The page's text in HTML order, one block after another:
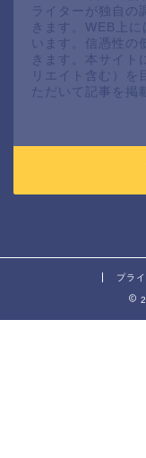
ライターが独自の
きます。WEB上
います。信憑性の
きます。本サイト
リエイト含む）
ただいて記事を掲
プラ